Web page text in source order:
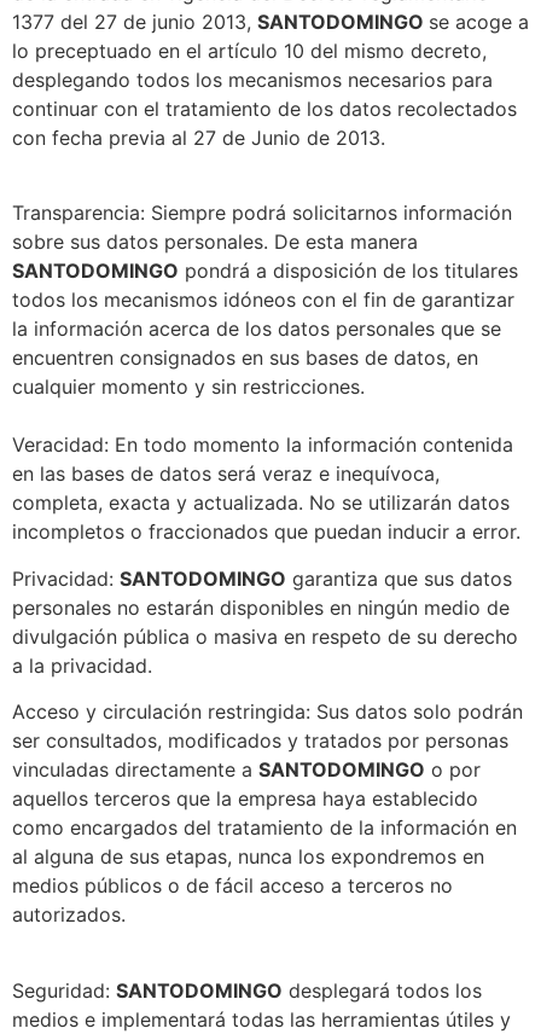
1377 del 27 de junio 2013, SANTODOMINGO se acoge a
lo preceptuado en el artículo 10 del mismo decreto,
desplegando todos los mecanismos necesarios para
continuar con el tratamiento de los datos recolectados
con fecha previa al 27 de Junio de 2013.
Transparencia: Siempre podrá solicitarnos información
sobre sus datos personales. De esta manera
SANTODOMINGO pondrá a disposición de los titulares
todos los mecanismos idóneos con el fin de garantizar
la información acerca de los datos personales que se
encuentren consignados en sus bases de datos, en
cualquier momento y sin restricciones.
Veracidad: En todo momento la información contenida
en las bases de datos será veraz e inequívoca,
completa, exacta y actualizada. No se utilizarán datos
incompletos o fraccionados que puedan inducir a error.
Privacidad: SANTODOMINGO garantiza que sus datos
personales no estarán disponibles en ningún medio de
divulgación pública o masiva en respeto de su derecho
a la privacidad.
Acceso y circulación restringida: Sus datos solo podrán
ser consultados, modificados y tratados por personas
vinculadas directamente a SANTODOMINGO o por
aquellos terceros que la empresa haya establecido
como encargados del tratamiento de la información en
al alguna de sus etapas, nunca los expondremos en
medios públicos o de fácil acceso a terceros no
autorizados.
Seguridad: SANTODOMINGO desplegará todos los
medios e implementará todas las herramientas útiles y